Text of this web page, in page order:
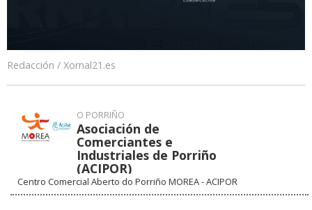
Redacción / Xornal21.es
O PORRIÑO
Asociación de
Comerciantes e
Industriales de Porriño
(ACIPOR)
986334000
VISITAR WEB
Centro Comercial Aberto do Porriño MOREA - ACIPOR